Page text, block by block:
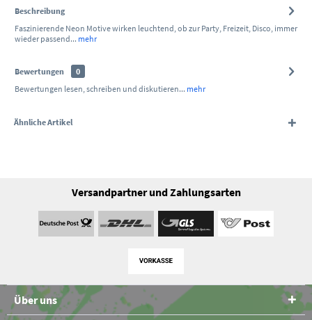
Beschreibung
Faszinierende Neon Motive wirken leuchtend, ob zur Party, Freizeit, Disco, immer
wieder passend... mehr
Bewertungen
0
Bewertungen lesen, schreiben und diskutieren... mehr
Ähnliche Artikel
Versandpartner und Zahlungsarten
Über uns